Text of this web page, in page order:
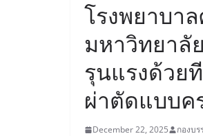
โรงพยาบา
มหาวิทยาลั
รุนแรงด้วย
ผ่าตัดแบบค
December 22, 2025 กองบ